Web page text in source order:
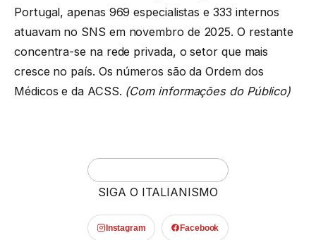
Portugal, apenas 969 especialistas e 333 internos
atuavam no SNS em novembro de 2025. O restante
concentra-se na rede privada, o setor que mais
cresce no país. Os números são da Ordem dos
Médicos e da ACSS. (Com informações do Público)
SIGA O ITALIANISMO
Instagram Facebook